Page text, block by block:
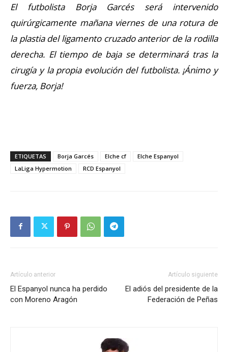
El futbolista Borja Garcés será intervenido
quirúrgicamente mañana viernes de una rotura de
la plastia del ligamento cruzado anterior de la rodilla
derecha. El tiempo de baja se determinará tras la
cirugía y la propia evolución del futbolista. ¡Ánimo y
fuerza, Borja!
ETIQUETAS Borja Garcés Elche cf
Elche Espanyol
LaLiga Hypermotion
RCD Espanyol
Artículo anterior
El Espanyol nunca ha perdido
con Moreno Aragón
Artículo siguiente
El adiós del presidente de la
Federación de Peñas